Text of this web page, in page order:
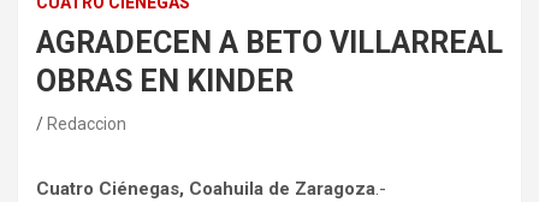
AGRADECEN A BETO VILLARREAL
OBRAS EN KINDER
Redaccion
Cuatro Ciénegas, Coahuila de Zaragoza.-